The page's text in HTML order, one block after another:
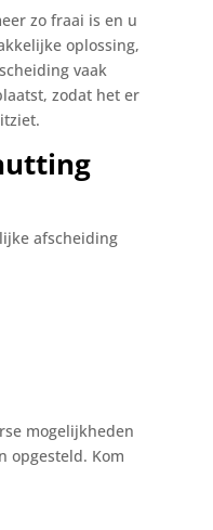
zo fraai is en u
oplossing,
vaak
zodat het er
afscheiding
mogelijkheden
opgesteld. Kom